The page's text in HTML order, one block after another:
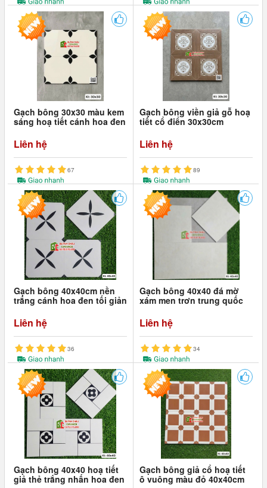
Gạch bông 30x30 màu kem
sáng hoạ tiết cánh hoa đen
Liên hệ
67
Gạch bông viền giả gỗ hoạ
tiết cổ điển 30x30cm
Liên hệ
89
Gạch bông 40x40cm nền
trắng cánh hoa đen tối giản
Liên hệ
36
Gạch bông 40x40 đá mờ
xám men trơn trung quốc
Liên hệ
34
Gạch bông 40x40 hoạ tiết
giả thẻ trắng nhấn hoa đen
Gạch bông giả cổ hoạ tiết
ô vuông màu đỏ 40x40cm